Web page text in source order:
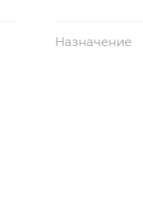
Назначение